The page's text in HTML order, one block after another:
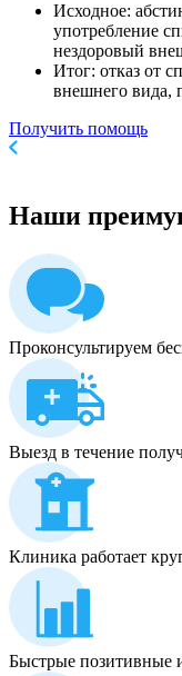
Исходное:
употребление
нездоровый
Итог: отказ от
внешнего вида,
Получить помощь
Наши
Проконсультируем
Выезд в течение
Клиника работает
Быстрые позитивные